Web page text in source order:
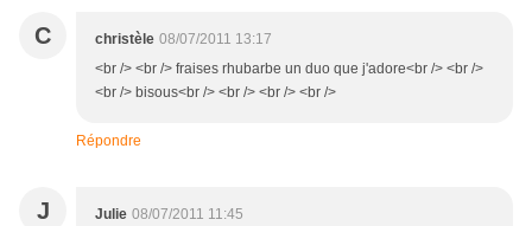
C christèle 08/07/2011 13:17
<br /> <br /> fraises rhubarbe un duo que j'adore<br /> <br />
<br /> bisous<br /> <br /> <br /> <br />
Répondre
J Julie 08/07/2011 11:45